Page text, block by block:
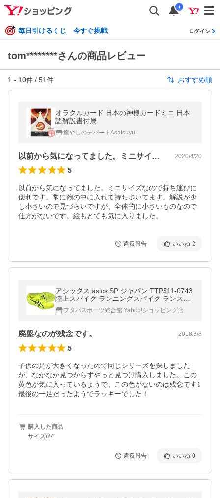
i
毎日引けるくじ 今すぐ挑戦 ログイン
tom********さんの商品レビュー
1 - 10件 / 51件 おすすめ順
オラクルカード 日本の神様カードミニ 日本
語解説書付属
癒やしのデパートAsatsuyu
以前から気になってました。ミニサイズな… 2020/4/20
5
以前から気になってました。ミニサイズなので持ち運びに
便利です。常に鞄の中に入れて持ち歩いてます。解説が少
し小さいので見づらいですが、全体的に小さいものなので
仕方がないです。絵もとても気に入りました。
違反報告 いいね 2
アシックス asics SP ジャパン TTP511-0743
陸上スパイク ランニングスパイク ランスパ
トラック 男女兼用
フタバスポーツ総合館 Yahoo!ショッピング店
廃盤なのが残念です。 2018/3/8
5
子供の足が大きくなったので同じシリーズを探しました
が、なかなか見つからずやっと見つけ購入しました。この
黄色が気に入っているようで、この色がないのは残念です⤵︎
最後の一足だったようでラッキーでした！
購入した商品
サイズ/24
違反報告 いいね 0